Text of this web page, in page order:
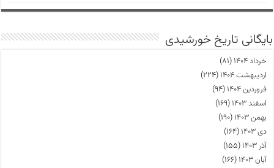
بایگانی تاریخ خورشیدی
خرداد ۱۴۰۴
(۸۱)
اردیبهشت ۱۴۰۴
(۲۲۴)
فروردین ۱۴۰۴
(۹۴)
اسفند ۱۴۰۳
(۱۶۹)
بهمن ۱۴۰۳
(۱۹۰)
دی ۱۴۰۳
(۱۶۴)
آذر ۱۴۰۳
(۱۵۵)
آبان ۱۴۰۳
(۱۶۶)